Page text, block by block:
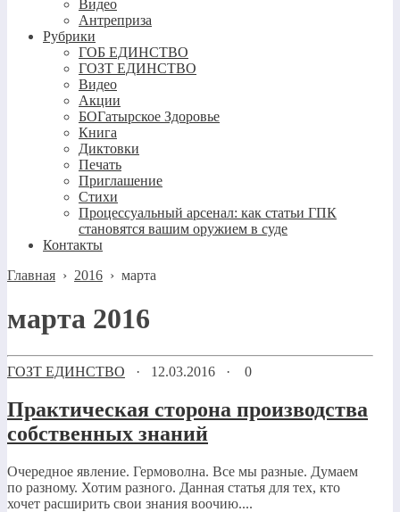
Видео
Антреприза
Рубрики
ГОБ ЕДИНСТВО
ГОЗТ ЕДИНСТВО
Видео
Акции
БОГатырское Здоровье
Книга
Диктовки
Печать
Приглашение
Стихи
Процессуальный арсенал: как статьи ГПК
становятся вашим оружием в суде
Контакты
Главная › 2016 › марта
марта 2016
ГОЗТ ЕДИНСТВО · 12.03.2016 · 0
Практическая сторона производства
собственных знаний
Очередное явление. Гермоволна. Все мы разные. Думаем
по разному. Хотим разного. Данная статья для тех, кто
хочет расширить свои знания воочию....